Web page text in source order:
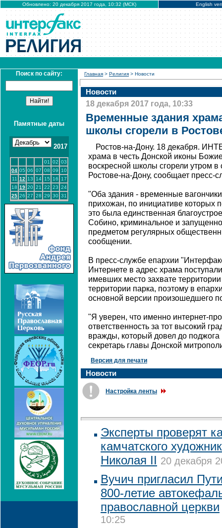
Обновлено: 20 декабря 2017 года, 10:32 (МСК) English
Поиск по сайту:
Памятные даты
2017
01 02 03
04 05 06 07 08 09
10
11 12 13 14 15 16
17
18 19 20 21 22 23 24
25 26 27 28 29 30 31
Главная > Религия > Новости
Новости
18 декабря 2017 года, 10:33
Временные здания
школы сгорели в
Ростов-на-Дону. 18 декабря.
храма в честь Донской иконы
воскресной школы сгорели утром
Ростове-на-Дону, сообщает пресс-
"Оба здания - временные
прихожан, по инициативе которых
это была единственная
Собино, криминальное и
предметом регулярных
сообщении.
В пресс-службе епархии
Интернете в адрес храма
имевших место захвате
территории парка, поэтому в
основной версии произошедшего
"Я уверен, что именно интернет-
ответственность за тот высокий
вражды, который довел до поджога
секретарь главы Донской
Версия для печати
Новости
Настройка ленты
Эксперты проверят
камчатского
Николая II 20 декабря
Вучич пригласил
800-летие
православной церкви
10:25